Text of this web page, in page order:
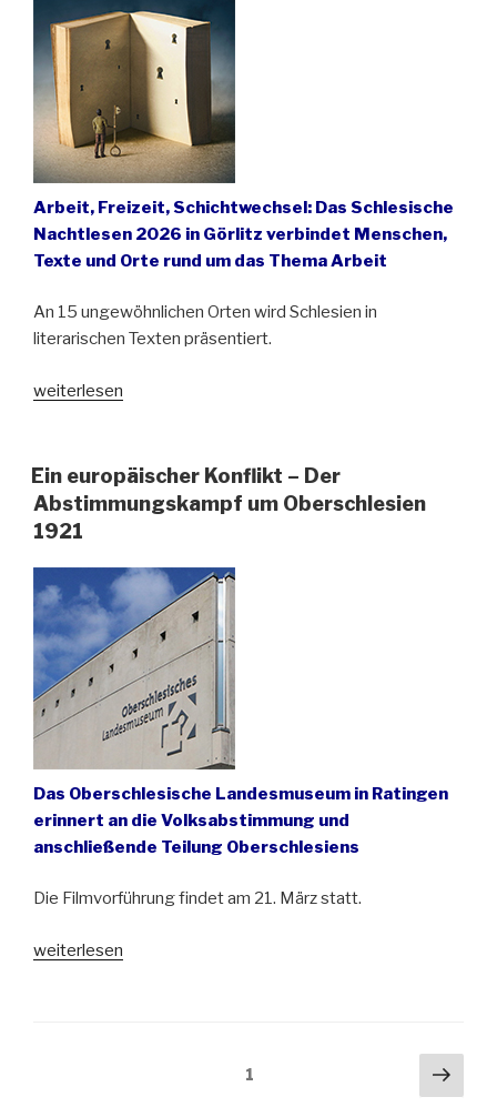
Neiße.
Erinnerungen
und
Bilder
von
der
neuen
Heimat
in
Westpolen““
Arbeit, Freizeit, Schichtwechsel: Das Schlesische
Nachtlesen 2026 in Görlitz verbindet Menschen,
Texte und Orte rund um das Thema Arbeit
An 15 ungewöhnlichen Orten wird Schlesien in
literarischen Texten präsentiert.
„Schlesisches
18.
April
in
weiterlesen
Ein europäischer Konflikt – Der
Abstimmungskampf um Oberschlesien
1921
Das Oberschlesische Landesmuseum in Ratingen
erinnert an die Volksabstimmung und
anschließende Teilung Oberschlesiens
Die Filmvorführung findet am 21. März statt.
„Ein
weiterlesen
Seitennummerierung1